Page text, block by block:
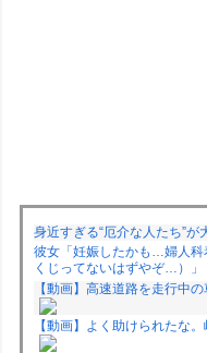
身近すぎる“厄介な人たち”が
彼女「妊娠したかも…婦人科
くじってないはずやぞ…）」
【動画】高速道路を走行中
【動画】よく助けられたな